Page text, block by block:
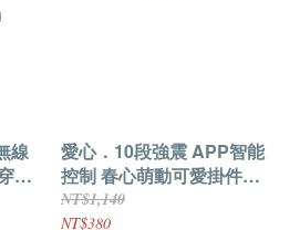
線
戴
刺
愛心．10段強震 APP智能
控制 春心萌動可愛掛件手
鍊跳蛋
NT$1,140
NT$380